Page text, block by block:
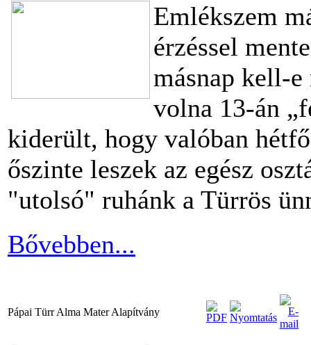
Emlékszem
érzéssel
másnap kell-
volna 13-án
kiderült, hogy valóban
őszinte leszek az egész
"utolsó" ruhánk a Türrös
Bővebben...
Pápai Türr Alma Mater Alapítvány